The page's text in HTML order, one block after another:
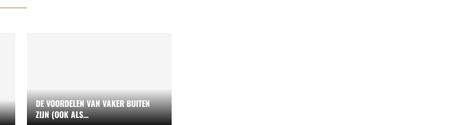
DE VOORDELEN VAN VAKER BUITEN
ZIJN (OOK ALS...